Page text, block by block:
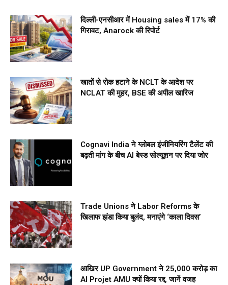
दिल्ली-एनसीआर में Housing sales में 17% की
गिरावट, Anarock की रिपोर्ट
खातों से रोक हटाने के NCLT के आदेश पर
NCLAT की मुहर, BSE की अपील खारिज
Cognavi India ने ग्लोबल इंजीनियरिंग टैलेंट की
बढ़ती मांग के बीच AI बेस्ड सोल्यूशन पर दिया जोर
Trade Unions ने Labor Reforms के
खिलाफ झंडा किया बुलंद, मनाएंगे ‘काला दिवस’
आखिर UP Government ने ₹25,000 करोड़ का
AI Projet AMU क्यों किया रद्द, जानें वजह